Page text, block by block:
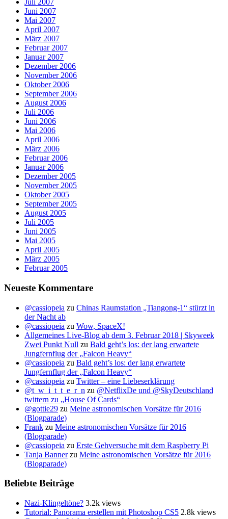
Juli 2007
Juni 2007
Mai 2007
April 2007
März 2007
Februar 2007
Januar 2007
Dezember 2006
November 2006
Oktober 2006
September 2006
August 2006
Juli 2006
Juni 2006
Mai 2006
April 2006
März 2006
Februar 2006
Januar 2006
Dezember 2005
November 2005
Oktober 2005
September 2005
August 2005
Juli 2005
Juni 2005
Mai 2005
April 2005
März 2005
Februar 2005
Neueste Kommentare
@cassiopeia zu Chinas Raumstation „Tiangong-1“ stürzt in
der Nacht ab
@cassiopeia zu Wow, SpaceX!
Allgemeines Live-Blog ab dem 3. Februar 2018 | Skyweek
Zwei Punkt Null zu Bald geht’s los: der lang erwartete
Jungfernflug der „Falcon Heavy“
@cassiopeia zu Bald geht’s los: der lang erwartete
Jungfernflug der „Falcon Heavy“
@cassiopeia zu Twitter – eine Liebeserklärung
@t_w_i_t_t_e_r_n zu @NetflixDe und @SkyDeutschland
twittern zu „House Of Cards“
@gottie29 zu Meine astronomischen Vorsätze für 2016
(Blogparade)
Frank zu Meine astronomischen Vorsätze für 2016
(Blogparade)
@cassiopeia zu Erste Gehversuche mit dem Raspberry Pi
Tanja Bannerzu Meine astronomischen Vorsätze für 2016
(Blogparade)
Beliebte Beiträge
Nazi-Klingeltöne? 3.2k views
Tutorial: Panorama erstellen mit Photoshop CS5 2.8k views